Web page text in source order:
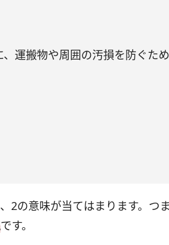
運搬物や周囲の汚損を防ぐた
2の意味が当てはまります。つま
です。